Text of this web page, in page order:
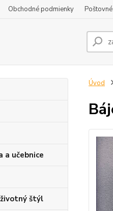
Obchodné podmienky Poštovné
učebnice
štýl
Úvod